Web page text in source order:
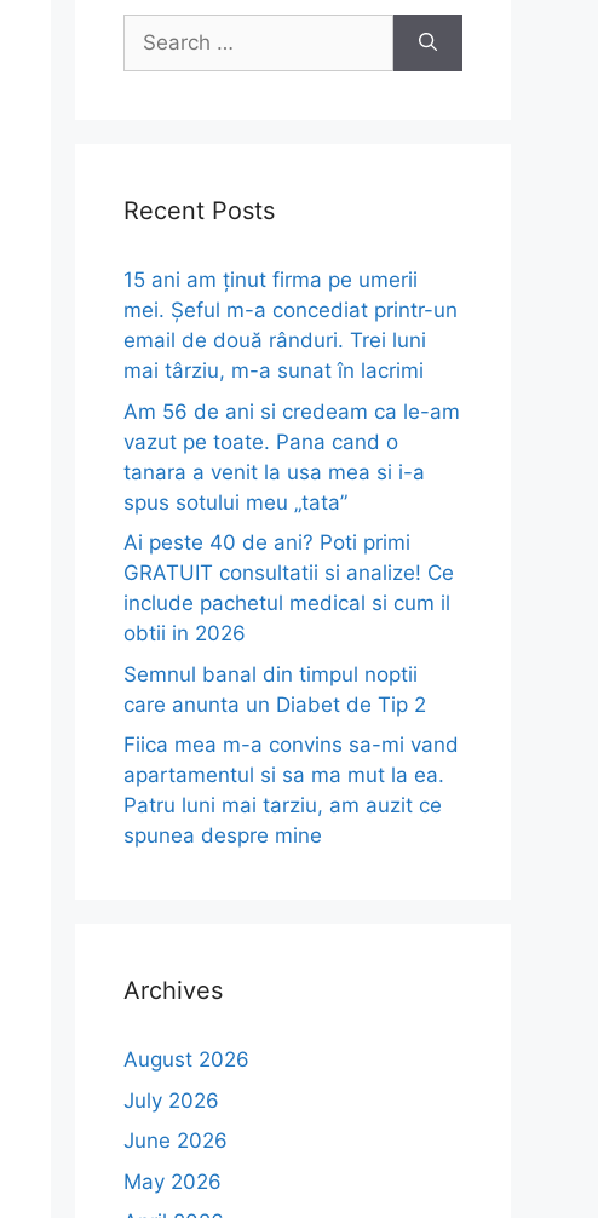
Search
for:
Recent Posts
15 ani am ținut firma pe umerii
mei. Șeful m-a concediat printr-un
email de două rânduri. Trei luni
mai târziu, m-a sunat în lacrimi
Am 56 de ani si credeam ca le-am
vazut pe toate. Pana cand o
tanara a venit la usa mea si i-a
spus sotului meu „tata”
Ai peste 40 de ani? Poti primi
GRATUIT consultatii si analize! Ce
include pachetul medical si cum il
obtii in 2026
Semnul banal din timpul noptii
care anunta un Diabet de Tip 2
Fiica mea m-a convins sa-mi vand
apartamentul si sa ma mut la ea.
Patru luni mai tarziu, am auzit ce
spunea despre mine
Archives
August 2026
July 2026
June 2026
May 2026